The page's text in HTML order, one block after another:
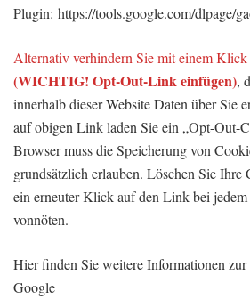
Plugin: https://tools.google.com/dlpage/
Alternativ verhindern Sie mit einem
(WICHTIG! Opt-Out-Link einfügen),
innerhalb dieser Website Daten über Sie
auf obigen Link laden Sie ein „Opt-Out-
Browser muss die Speicherung von
grundsätzlich erlauben. Löschen Sie Ihre
ein erneuter Klick auf den Link bei jedem
vonnöten.
Hier finden Sie weitere Informationen
Google